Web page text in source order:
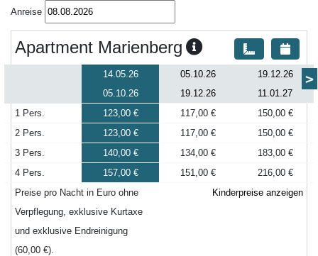
Anreise
Apartment Marienberg
>
14.05.26
05.10.26
05.10.26
19.12.26
19.12.26
11.01.27
1 Pers.
123,00 € 117,00 €
150,00 €
2 Pers.
123,00 € 117,00 €
150,00 €
3 Pers.
140,00 € 134,00 €
183,00 €
4 Pers.
157,00 € 151,00 €
216,00 €
Preise pro Nacht in Euro ohne
Verpflegung, exklusive Kurtaxe
und exklusive Endreinigung
(60,00 €).
Kinderpreise anzeigen